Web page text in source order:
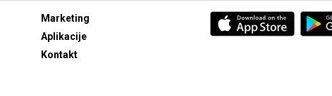
Marketing
Aplikacije
Kontakt